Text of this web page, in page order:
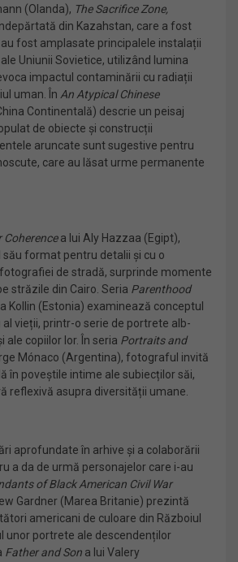
(Olanda), The Sacrifice Zone,
din Kazahstan, care a fost
fost amplasate principalele instalații
Uniunii Sovietice, utilizând lumina
impactul contaminării cu radiații
uman. În An Atypical Chinese
Continentală) descrie un peisaj
de obiecte și construcții
aruncate sunt sugestive pentru
care au lăsat urme permanente
Coherencea lui Aly Hazzaa (Egipt),
format pentru detalii și cu o
de stradă, surprinde momente
străzile din Cairo. Seria Parenthood
Kollin (Estonia) examinează conceptul
vieții, printr-o serie de portrete alb-
ale copiilor lor. În seria Portraits and
Mónaco (Argentina), fotograful invită
în poveștile intime ale subiecților săi,
reflexivă asupra diversității umane.
aprofundate în arhive și a colaborării
a da de urmă personajelor care i-au
of Black American Civil War
Gardner (Marea Britanie) prezintă
americani de culoare din Războiul
unor portrete ale descendenților
Father and Son a lui Valery